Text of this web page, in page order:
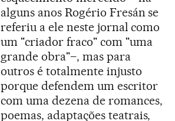
alguns anos Rogério Fresán se
referiu a ele neste jornal como
um "criador fraco" com "uma
grande obra"–, mas para
outros é totalmente injusto
porque defendem um escritor
com uma dezena de romances,
poemas, adaptações teatrais,